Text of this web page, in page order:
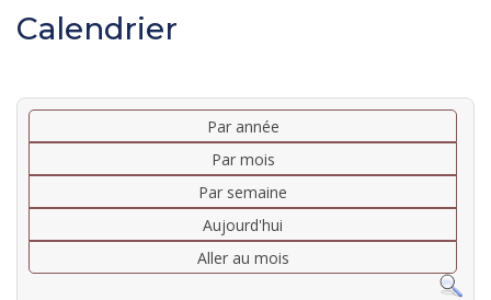
Calendrier
Par année
Par mois
Par semaine
Aujourd'hui
Aller au mois